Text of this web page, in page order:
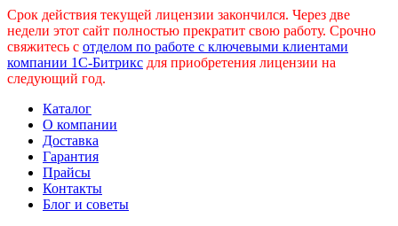
Срок действия текущей лицензии закончился. Через две
недели этот сайт полностью прекратит свою работу. Срочно
свяжитесь с отделом по работе с ключевыми клиентами
компании 1С-Битрикс для приобретения лицензии на
следующий год.
Каталог
О компании
Доставка
Гарантия
Прайсы
Контакты
Блог и советы